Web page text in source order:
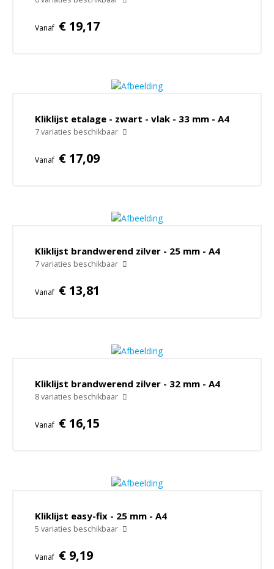
Vanaf € 19,17
Kliklijst etalage - zwart - vlak - 33 mm - A4
7 variaties beschikbaar
Vanaf € 17,09
Kliklijst brandwerend zilver - 25 mm - A4
7 variaties beschikbaar
Vanaf € 13,81
Kliklijst brandwerend zilver - 32 mm - A4
8 variaties beschikbaar
Vanaf € 16,15
Kliklijst easy-fix - 25 mm - A4
5 variaties beschikbaar
Vanaf € 9,19